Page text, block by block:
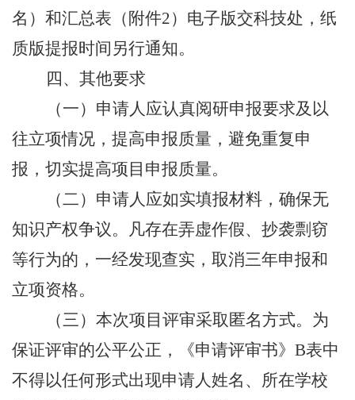
名 ） 和汇总表 （ 附件2） 电子版交科技处，纸
质版提报时间另行通知。
四、其他要求
（一）申请人应认真阅研申报要求及以
往立项情况，提高申报质量，避免重复申
报，切实提高项目申报质量。
（二）申请人应如实填报材料，确保无
知识产权争议。凡存在弄虚作假、抄袭剽窃
等行为的，一经发现查实，取消三年申报和
立项资格。
（三）本次项目评审采取匿名方式。为
保证评审的公平公正，《申请评审书》 B表中
不得以任何形式出现申请人姓名、所在学校